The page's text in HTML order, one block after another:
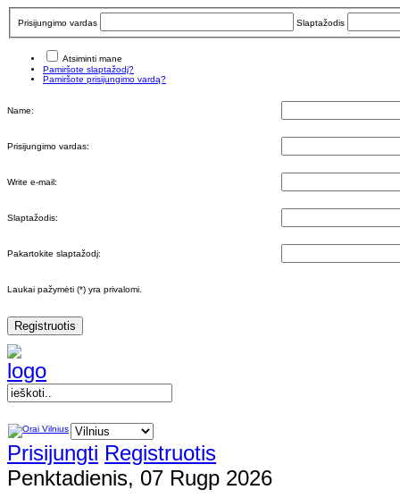
Prisijungimo vardas Slaptažodis
Atsiminti mane
Pamiršote slaptažodį?
Pamiršote prisijungimo vardą?
Name:
Prisijungimo vardas:
Write e-mail:
Slaptažodis:
Pakartokite slaptažodį:
Laukai pažymėti (*) yra privalomi.
Registruotis
Prisijungti Registruotis
Penktadienis, 07 Rugp 2026